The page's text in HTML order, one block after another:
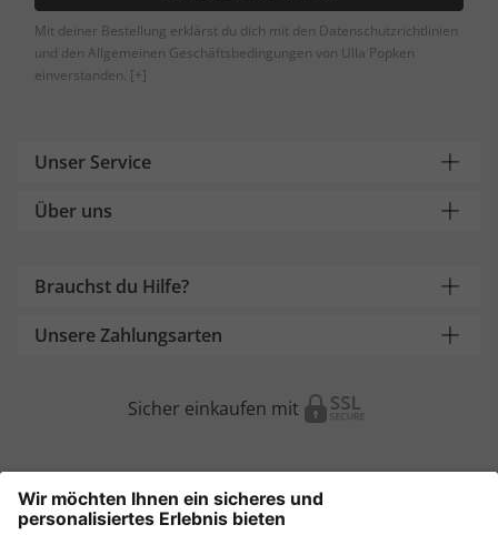
Mit deiner Bestellung erklärst du dich mit den Datenschutzrichtlinien
und den Allgemeinen Geschäftsbedingungen von Ulla Popken
einverstanden. [+]
Unser Service
Über uns
Brauchst du Hilfe?
Unsere Zahlungsarten
Sicher einkaufen mit
Weitere Onlineshops